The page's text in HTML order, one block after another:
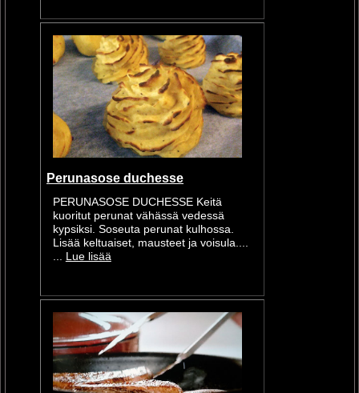
Perunasose duchesse
PERUNASOSE DUCHESSE Keitä
kuoritut perunat vähässä vedessä
kypsiksi. Soseuta perunat kulhossa.
Lisää keltuaiset, mausteet ja voisula....
Lue lisää